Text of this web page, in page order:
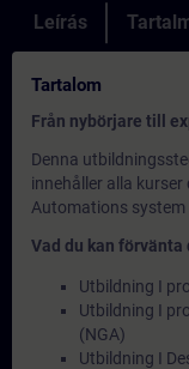
Leírás
Tartalom
Från nybörjare till
Denna
innehåller alla
Automations system
Vad du kan förvänta
Utbildning I
Utbildning I
(NGA)
Utbildning I